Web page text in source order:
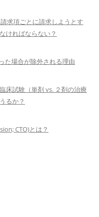
求項ごとに請求しようとす
ければならない？
た場合が除外される理由
床試験（単剤 vs. ２剤の治療
るか？
CTO)とは？